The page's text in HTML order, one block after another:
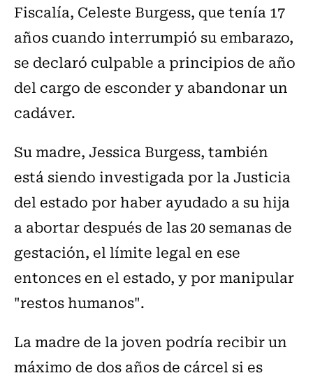
Fiscalía, Celeste Burgess, que tenía 17
años cuando interrumpió su embarazo,
se declaró culpable a principios de año
del cargo de esconder y abandonar un
cadáver.
Su madre, Jessica Burgess, también
está siendo investigada por la Justicia
del estado por haber ayudado a su hija
a abortar después de las 20 semanas de
gestación, el límite legal en ese
entonces en el estado, y por manipular
"restos humanos".
La madre de la joven podría recibir un
máximo de dos años de cárcel si es